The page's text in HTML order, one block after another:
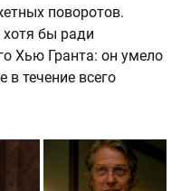
поворотов.
бы ради
Хью Гранта: он умело
течение всего